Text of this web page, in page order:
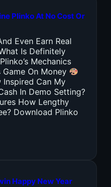
Plinko At No Cost Or
Even Earn Real
Is Definitely
Mechanics
On Money
Inspired Can My
In Demo Setting?
How Lengthy
Download Plinko
Happy New Year